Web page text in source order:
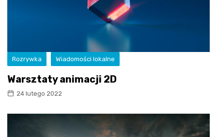
Rozrywka Wiadomości lokalne
Warsztaty animacji 2D
24 lutego 2022